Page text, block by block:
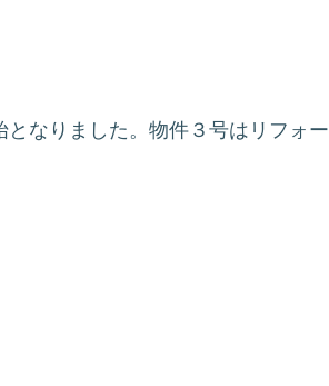
なりました。物件３号はリフォー